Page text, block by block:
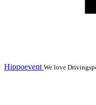
Hippoevent We love